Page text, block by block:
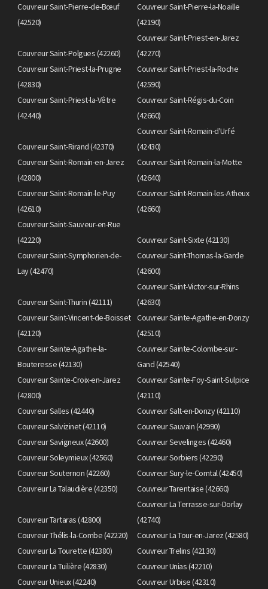
Couvreur Saint-Pierre-de-Bœuf
(42520)
Couvreur Saint-Pierre-la-Noaille
(42190)
Couvreur Saint-Polgues (42260)
Couvreur Saint-Priest-en-Jarez
(42270)
Couvreur Saint-Priest-la-Prugne
(42830)
Couvreur Saint-Priest-la-Roche
(42590)
Couvreur Saint-Priest-la-Vêtre
(42440)
Couvreur Saint-Régis-du-Coin
(42660)
Couvreur Saint-Rirand (42370)
Couvreur Saint-Romain-d'Urfé
(42430)
Couvreur Saint-Romain-en-Jarez
(42800)
Couvreur Saint-Romain-la-Motte
(42640)
Couvreur Saint-Romain-le-Puy
(42610)
Couvreur Saint-Romain-les-Atheux
(42660)
Couvreur Saint-Sauveur-en-Rue
(42220)
Couvreur Saint-Sixte (42130)
Couvreur Saint-Symphorien-de-
Lay (42470)
Couvreur Saint-Thomas-la-Garde
(42600)
Couvreur Saint-Thurin (42111)
Couvreur Saint-Victor-sur-Rhins
(42630)
Couvreur Saint-Vincent-de-Boisset
(42120)
Couvreur Sainte-Agathe-en-Donzy
(42510)
Couvreur Sainte-Agathe-la-
Bouteresse (42130)
Couvreur Sainte-Colombe-sur-
Gand (42540)
Couvreur Sainte-Croix-en-Jarez
(42800)
Couvreur Sainte-Foy-Saint-Sulpice
(42110)
Couvreur Salles (42440)
Couvreur Salt-en-Donzy (42110)
Couvreur Salvizinet (42110)
Couvreur Sauvain (42990)
Couvreur Savigneux (42600)
Couvreur Sevelinges (42460)
Couvreur Soleymieux (42560)
Couvreur Sorbiers (42290)
Couvreur Souternon (42260)
Couvreur Sury-le-Comtal (42450)
Couvreur La Talaudière (42350)
Couvreur Tarentaise (42660)
Couvreur Tartaras (42800)
Couvreur La Terrasse-sur-Dorlay
(42740)
Couvreur Thélis-la-Combe (42220)
Couvreur La Tour-en-Jarez (42580)
Couvreur La Tourette (42380)
Couvreur Trelins (42130)
Couvreur La Tuilière (42830)
Couvreur Unias (42210)
Couvreur Unieux (42240)
Couvreur Urbise (42310)